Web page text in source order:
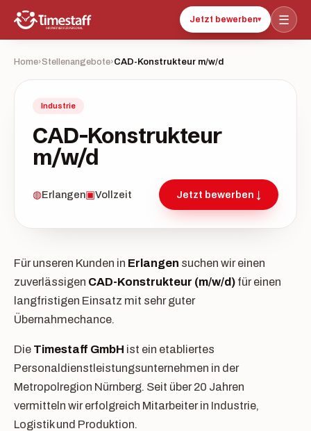
Jetzt bewerben▾ ☰
Home›Stellenangebote›CAD-Konstrukteur m/w/d
Industrie
CAD-Konstrukteur
m/w/d
◍Erlangen▣Vollzeit Jetzt bewerben ↓
Für unseren Kunden in Erlangen suchen wir einen
zuverlässigen CAD-Konstrukteur (m/w/d) für einen
langfristigen Einsatz mit sehr guter
Übernahmechance.
Die Timestaff GmbH ist ein etabliertes
Personaldienstleistungsunternehmen in der
Metropolregion Nürnberg. Seit über 20 Jahren
vermitteln wir erfolgreich Mitarbeiter in Industrie,
Logistik und Produktion.